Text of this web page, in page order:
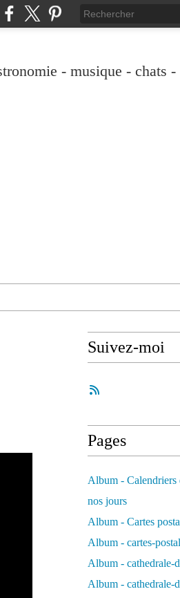
- musique - chats -
Suivez-moi
Pages
Album - Calendriers
nos jours
Album - Cartes
Album - cartes-
Album - cathedrale-
Album - cathedrale-